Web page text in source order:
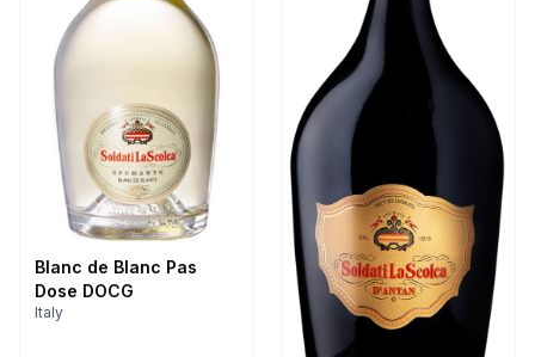
Blanc de Blanc Pas
Dose DOCG
Italy